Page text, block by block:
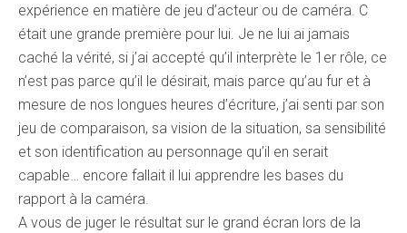
expérience en matière de jeu d’acteur ou de caméra. C
était une grande première pour lui. Je ne lui ai jamais
caché la vérité, si j’ai accepté qu’il interprète le 1er rôle, ce
n’est pas parce qu’il le désirait, mais parce qu’au fur et à
mesure de nos longues heures d’écriture, j’ai senti par son
jeu de comparaison, sa vision de la situation, sa sensibilité
et son identification au personnage qu’il en serait
capable… encore fallait il lui apprendre les bases du
rapport à la caméra.
A vous de juger le résultat sur le grand écran lors de la